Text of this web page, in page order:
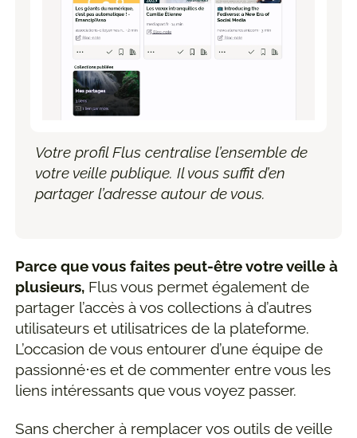
Votre profil Flus centralise l’ensemble de
votre veille publique. Il vous suffit d’en
partager l’adresse autour de vous.
Parce que vous faites peut-être votre veille à
plusieurs, Flus vous permet également de
partager l’accès à vos collections à d’autres
utilisateurs et utilisatrices de la plateforme.
L’occasion de vous entourer d’une équipe de
passionné⋅es et de commenter entre vous les
liens intéressants que vous voyez passer.
Sans chercher à remplacer vos outils de veille